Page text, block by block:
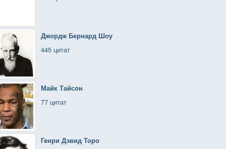
Джордж Бернард Шоу
445 цитат
Майк Тайсон
77 цитат
Генри Дэвид Торо